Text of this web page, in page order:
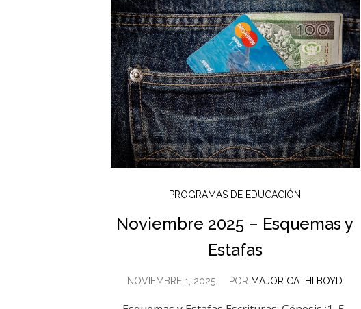
PROGRAMAS DE EDUCACIÓN
Noviembre 2025 – Esquemas y
Estafas
NOVIEMBRE 1, 2025 POR MAJOR CATHI BOYD